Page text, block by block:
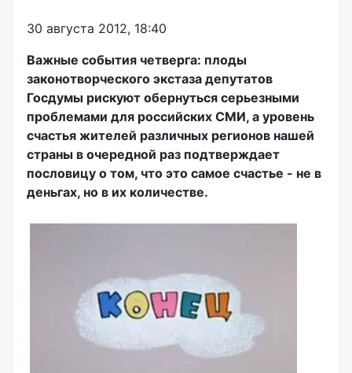
30 августа 2012, 18:40
Важные события четверга: плоды
законотворческого экстаза депутатов
Госдумы рискуют обернуться серьезными
проблемами для российских СМИ, а уровень
счастья жителей различных регионов нашей
страны в очередной раз подтверждает
пословицу о том, что это самое счастье - не в
деньгах, но в их количестве.